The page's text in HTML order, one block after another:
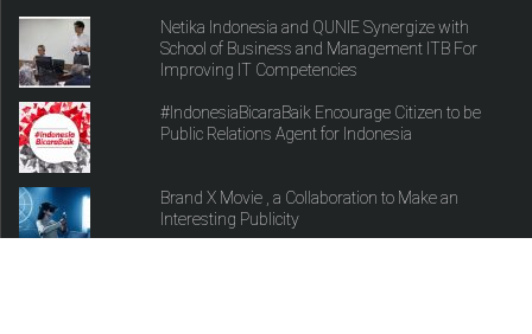
Netika Indonesia and QUNIE Synergize with
School of Business and Management ITB For
Improving IT Competencies
#IndonesiaBicaraBaik Encourage Citizen to be
Public Relations Agent for Indonesia
Brand X Movie , a Collaboration to Make an
Interesting Publicity